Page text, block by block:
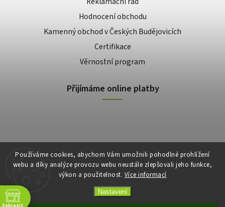
Používáme cookies, abychom Vám umožnili pohodlné prohlížení
webu a díky analýze provozu webu neustále zlepšovali jeho funkce,
výkon a použitelnost. Více informací
Nastavení
Hodnocení obchodu
Kamenný obchod v Českých Budějovicích
Certifikace
Věrnostní program
Přijímáme online platby
Copyright 2026E-shop Slunečnice. Všechna práva vyhrazena.
VytvořilShoptet| Design